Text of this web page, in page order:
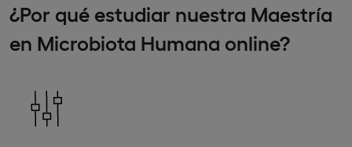
¿Por qué estudiar nuestra Maestría
en Microbiota Humana online?